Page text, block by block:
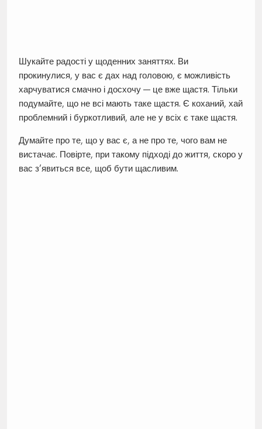
Шукайте радості у щоденних заняттях. Ви
прокинулися, у вас є дах над головою, є можливість
харчуватися смачно і досхочу — це вже щастя. Тільки
подумайте, що не всі мають таке щастя. Є коханий, хай
проблемний і буркотливий, але не у всіх є таке щастя.
Думайте про те, що у вас є, а не про те, чого вам не
вистачає. Повірте, при такому підході до життя, скоро у
вас з’явиться все, щоб бути щасливим.